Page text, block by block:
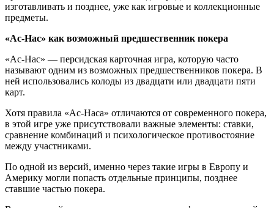
изготавливать и позднее, уже как игровые и коллекционные
предметы.
«Ас-Нас» как возможный предшественник покера
«Ас-Нас» — персидская карточная игра, которую часто
называют одним из возможных предшественников покера. В
ней использовались колоды из двадцати или двадцати пяти
карт.
Хотя правила «Ас-Наса» отличаются от современного покера,
в этой игре уже присутствовали важные элементы: ставки,
сравнение комбинаций и психологическое противостояние
между участниками.
По одной из версий, именно через такие игры в Европу и
Америку могли попасть отдельные принципы, позднее
ставшие частью покера.